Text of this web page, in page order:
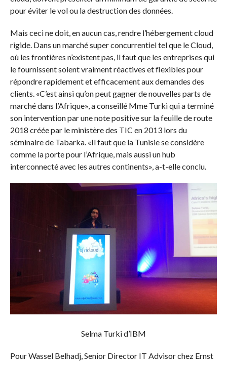
pour éviter le vol ou la destruction des données.
Mais ceci ne doit, en aucun cas, rendre l’hébergement cloud
rigide. Dans un marché super concurrentiel tel que le Cloud,
où les frontières n’existent pas, il faut que les entreprises qui
le fournissent soient vraiment réactives et flexibles pour
répondre rapidement et efficacement aux demandes des
clients. «C’est ainsi qu’on peut gagner de nouvelles parts de
marché dans l’Afrique», a conseillé Mme Turki qui a terminé
son intervention par une note positive sur la feuille de route
2018 créée par le ministère des TIC en 2013 lors du
séminaire de Tabarka. «Il faut que la Tunisie se considère
comme la porte pour l’Afrique, mais aussi un hub
interconnecté avec les autres continents», a-t-elle conclu.
Selma Turki d’IBM
Pour Wassel Belhadj, Senior Director IT Advisor chez Ernst